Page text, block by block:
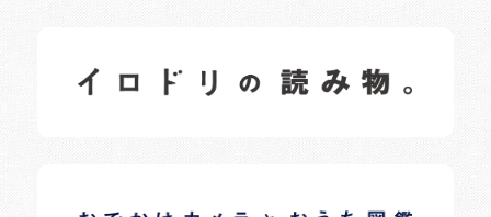
日常の様子など随時更新中です。
日常の様子など随時更新中です。